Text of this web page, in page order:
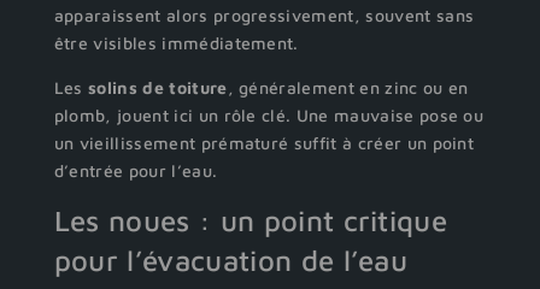
apparaissent alors progressivement, souvent sans
être visibles immédiatement.
Lessolins de toiture, généralement en zinc ou en
plomb, jouent ici un rôle clé. Une mauvaise pose ou
un vieillissement prématuré suffit à créer un point
d’entrée pour l’eau.
Les noues : un point critique
pour l’évacuation de l’eau